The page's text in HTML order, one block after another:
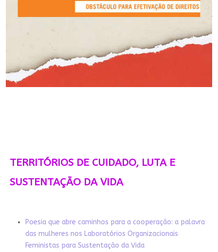
TERRITÓRIOS DE CUIDADO, LUTA E
SUSTENTAÇÃO DA VIDA
Poesia que abre caminhos para a cooperação: a palavra
das mulheres nos Laboratórios Organizacionais
Feministas para Sustentação da Vida